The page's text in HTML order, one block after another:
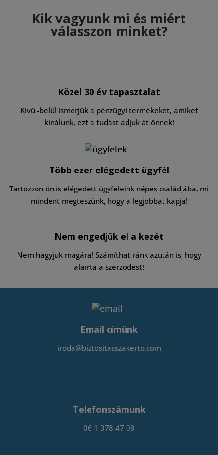
Kik vagyunk mi és miért
válasszon minket?
Közel 30 év tapasztalat
Kívül-belül ismerjük a pénzügyi termékeket, amiket
kínálunk, ezt a tudást adjuk át önnek!
Több ezer elégedett ügyfél
Tartozzon ön is elégedett ügyfeleink népes családjába, mi
mindent megteszünk, hogy a legjobbat kapja!
Nem engedjük el a kezét
Nem hagyjuk magára! Számíthat ránk azután is, hogy
aláírta a szerződést!
Email címünk
iroda@biztositasszakerto.com
Telefonszámunk
06 1 378 47 09